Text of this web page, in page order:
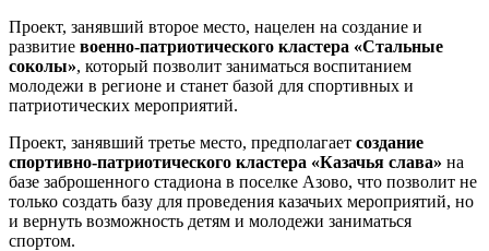
Проект, занявший второе место, нацелен на создание и
развитие военно-патриотического кластера «Стальные
соколы», который позволит заниматься воспитанием
молодежи в регионе и станет базой для спортивных и
патриотических мероприятий.
Проект, занявший третье место, предполагает создание
спортивно-патриотического кластера «Казачья слава» на
базе заброшенного стадиона в поселке Азово, что позволит не
только создать базу для проведения казачьих мероприятий, но
и вернуть возможность детям и молодежи заниматься
спортом.